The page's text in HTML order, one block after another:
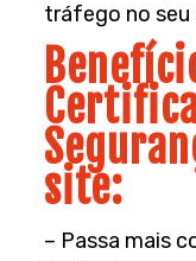
tráfego no seu
site:
– Passa mais